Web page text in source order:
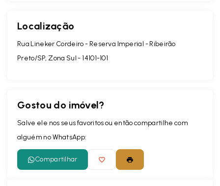
Localização
Rua Lineker Cordeiro - Reserva Imperial - Ribeirão
Preto/SP, Zona Sul - 14101-101
Gostou do imóvel?
Salve ele nos seus favoritos ou então compartilhe com
alguém no WhatsApp:
Compartilhar